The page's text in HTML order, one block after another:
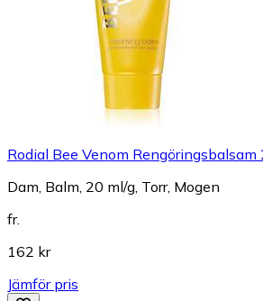
Rodial Bee Venom Rengöringsbalsam
Dam, Balm, 20 ml/g, Torr, Mogen
fr.
162 kr
Jämför pris